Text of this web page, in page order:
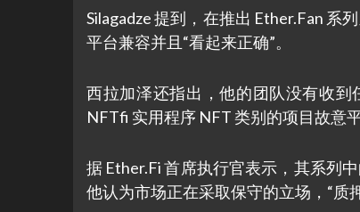
Silagadze 提到，在推出 Ether.Fan 系
平台兼容并且“看起来正确”。
西拉加泽还指出，他的团队没有收
NFTfi 实用程序 NFT 类别的项目故意
据 Ether.Fi 首席执行官表示，其系列
他认为市场正在采取保守的立场，“质